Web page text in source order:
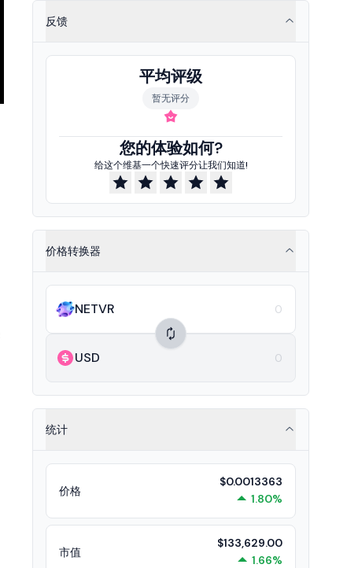
反馈
平均评级
暂无评分
您的体验如何?
给这个维基一个快速评分让我们知道!
价格转换器
NETVR
USD
统计
价格
$0.0013363
1.80%
市值
$133,629.00
1.66%